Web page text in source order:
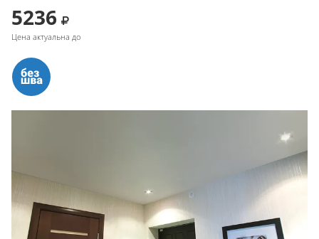
5236
Цена актуальна до